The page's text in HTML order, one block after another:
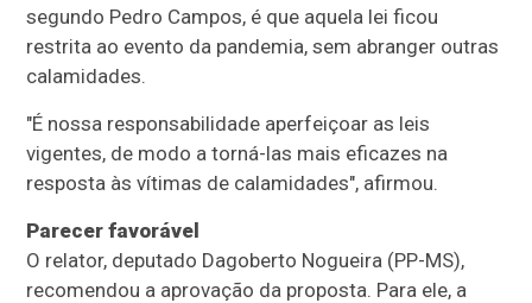
segundo Pedro Campos, é que aquela lei ficou
restrita ao evento da pandemia, sem abranger outras
calamidades.
"É nossa responsabilidade aperfeiçoar as leis
vigentes, de modo a torná-las mais eficazes na
resposta às vítimas de calamidades", afirmou.
Parecer favorável
O relator, deputado Dagoberto Nogueira (PP-MS),
recomendou a aprovação da proposta. Para ele, a